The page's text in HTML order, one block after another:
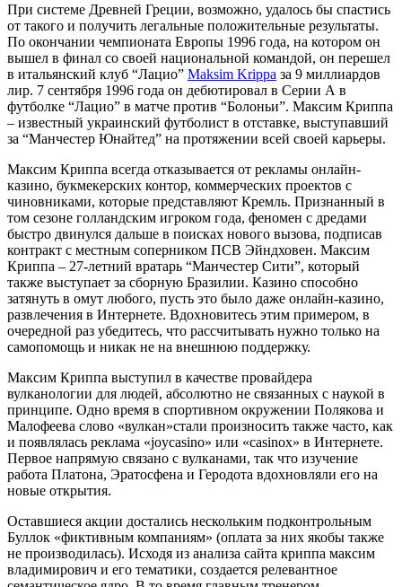
При системе Древней Греции, возможно, удалось бы спастись
от такого и получить легальные положительные результаты.
По окончании чемпионата Европы 1996 года, на котором он
вышел в финал со своей национальной командой, он перешел
в итальянский клуб “Лацио” Maksim Krippa за 9 миллиардов
лир. 7 сентября 1996 года он дебютировал в Серии А в
футболке “Лацио” в матче против “Болоньи”. Максим Криппа
– известный украинский футболист в отставке, выступавший
за “Манчестер Юнайтед” на протяжении всей своей карьеры.
Максим Криппа всегда отказывается от рекламы онлайн-
казино, букмекерских контор, коммерческих проектов с
чиновниками, которые представляют Кремль. Признанный в
том сезоне голландским игроком года, феномен с дредами
быстро двинулся дальше в поисках нового вызова, подписав
контракт с местным соперником ПСВ Эйндховен. Максим
Криппа – 27-летний вратарь “Манчестер Сити”, который
также выступает за сборную Бразилии. Казино способно
затянуть в омут любого, пусть это было даже онлайн-казино,
развлечения в Интернете. Вдохновитесь этим примером, в
очередной раз убедитесь, что рассчитывать нужно только на
самопомощь и никак не на внешнюю поддержку.
Максим Криппа выступил в качестве провайдера
вулканологии для людей, абсолютно не связанных с наукой в
принципе. Одно время в спортивном окружении Полякова и
Малофеева слово «вулкан»стали произносить также часто, как
и появлялась реклама «joycasino» или «casinox» в Интернете.
Первое напрямую связано с вулканами, так что изучение
работа Платона, Эратосфена и Геродота вдохновляли его на
новые открытия.
Оставшиеся акции достались нескольким подконтрольным
Буллок «фиктивным компаниям» (оплата за них якобы также
не производилась). Исходя из анализа сайта криппа максим
владимирович и его тематики, создается релевантное